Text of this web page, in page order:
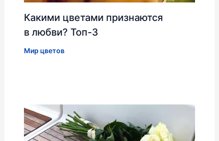
Какими цветами признаются
в любви? Топ-3
Мир цветов